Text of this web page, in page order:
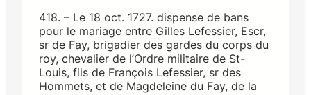
418. – Le 18 oct. 1727. dispense de bans
pour le mariage entre Gilles Lefessier, Escr,
sr de Fay, brigadier des gardes du corps du
roy, chevalier de l’Ordre militaire de St-
Louis, fils de François Lefessier, sr des
Hommets, et de Magdeleine du Fay, de la